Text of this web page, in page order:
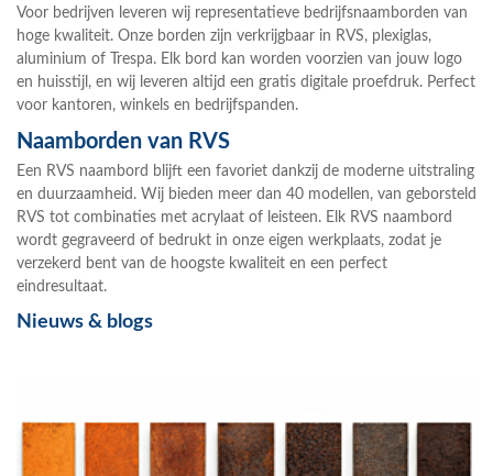
Voor bedrijven leveren wij representatieve bedrijfsnaamborden van
hoge kwaliteit. Onze borden zijn verkrijgbaar in RVS, plexiglas,
aluminium of Trespa. Elk bord kan worden voorzien van jouw logo
en huisstijl, en wij leveren altijd een gratis digitale proefdruk. Perfect
voor kantoren, winkels en bedrijfspanden.
Naamborden van RVS
Een RVS naambord blijft een favoriet dankzij de moderne uitstraling
en duurzaamheid. Wij bieden meer dan 40 modellen, van geborsteld
RVS tot combinaties met acrylaat of leisteen. Elk RVS naambord
wordt gegraveerd of bedrukt in onze eigen werkplaats, zodat je
verzekerd bent van de hoogste kwaliteit en een perfect
eindresultaat.
Nieuws & blogs